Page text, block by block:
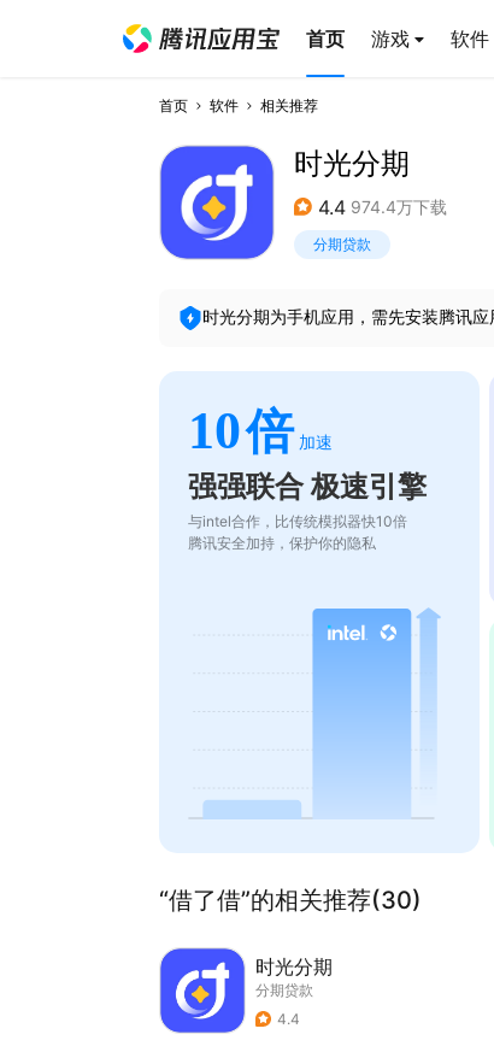
首页 游戏 软件
首页 软件 相关推荐
时光分期
4.4 974.4万下载
分期贷款
时光分期为手机应用，需先安装腾讯
10倍 加速
强强联合 极速引擎
与intel合作，比传统模拟器快10倍
腾讯安全加持，保护你的隐私
“借了借”的相关推荐(30)
时光分期
分期贷款
4.4